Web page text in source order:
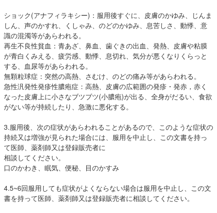
ショック(アナフィラキシー)：服用後すぐに、皮膚のかゆみ、じんま
しん、声のかすれ、くしゃみ、のどのかゆみ、息苦しさ、動悸、意
識の混濁等があらわれる。
再生不良性貧血：青あざ、鼻血、歯ぐきの出血、発熱、皮膚や粘膜
が青白くみえる、疲労感、動悸、息切れ、気分が悪くなりくらっと
する、血尿等があらわれる。
無顆粒球症：突然の高熱、さむけ、のどの痛み等があらわれる。
急性汎発性発疹性膿疱症：高熱、皮膚の広範囲の発疹・発赤，赤く
なった皮膚上に小さなブツブツ(小膿疱)が出る、全身がだるい、食欲
がない等が持続したり、急激に悪化する。
3.服用後、次の症状があらわれることがあるので、このような症状の
持続又は増強が見られた場合には、服用を中止し、この文書を持っ
て医師、薬剤師又は登録販売者に
相談してください。
口のかわき、眠気、便秘、目のかすみ
4.5~6回服用しても症状がよくならない場合は服用を中止し、この文
書を持って医師、薬剤師又は登録販売者に相談してください。